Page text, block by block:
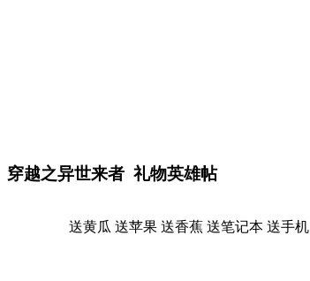
穿越之异世来者 礼物英雄帖
送黄瓜 送苹果 送香蕉 送笔记本 送手机